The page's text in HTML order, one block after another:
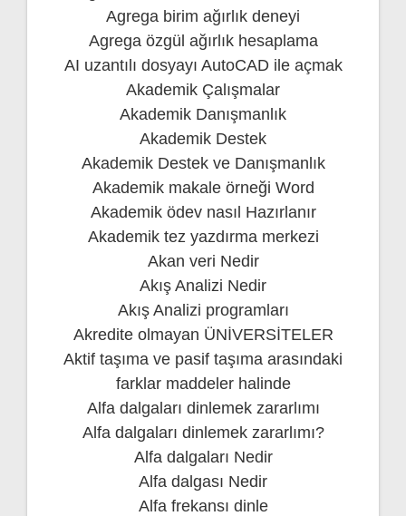
Agrega birim ağırlık deneyi
Agrega özgül ağırlık hesaplama
AI uzantılı dosyayı AutoCAD ile açmak
Akademik Çalışmalar
Akademik Danışmanlık
Akademik Destek
Akademik Destek ve Danışmanlık
Akademik makale örneği Word
Akademik ödev nasıl Hazırlanır
Akademik tez yazdırma merkezi
Akan veri Nedir
Akış Analizi Nedir
Akış Analizi programları
Akredite olmayan ÜNİVERSİTELER
Aktif taşıma ve pasif taşıma arasındaki
farklar maddeler halinde
Alfa dalgaları dinlemek zararlımı
Alfa dalgaları dinlemek zararlımı?
Alfa dalgaları Nedir
Alfa dalgası Nedir
Alfa frekansı dinle